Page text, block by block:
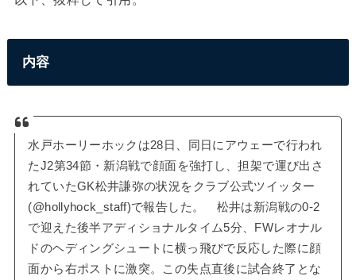
内容
水戸ホーリーホックは28日、同日にアウェーで行われ
たJ2第34節・新潟戦で顔面を強打し、担架で運び出さ
れていたGK松井謙弥の状況をクラブ公式ツイッター
(@hollyhock_staff)で報告した。 松井は新潟戦の0-2
で迎えた後半アディショナルタイム5分、FWレオナル
ドのヘディングシュートに横っ飛びで反応した際に顔
面から右ポストに激突。この失点直後に試合終了とな